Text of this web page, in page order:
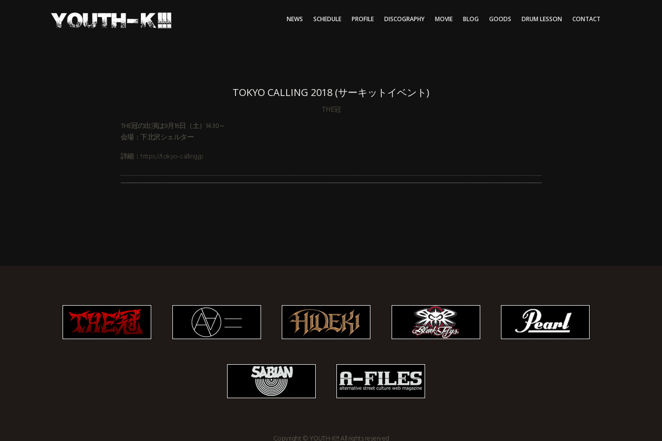
NEWS SCHEDULE PROFILE DISCOGRAPHY MOVIE BLOG GOODS DRUM LESSON CONTACT
TOKYO CALLING 2018 (サーキットイベント)
THE冠
THE冠の出演は9月16日（土）14:30～
会場：下北沢シェルター
詳細： https://tokyo-calling.jp